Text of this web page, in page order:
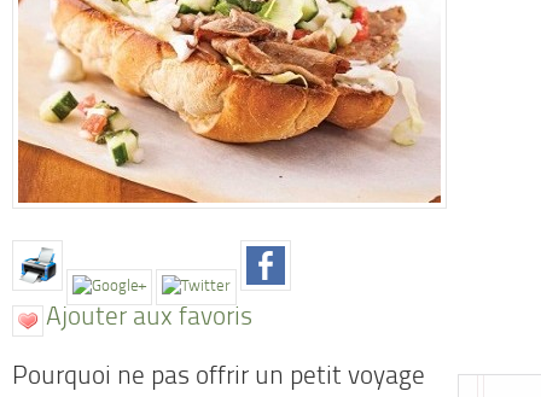
Ajouter aux favoris
Pourquoi ne pas offrir un petit voyage